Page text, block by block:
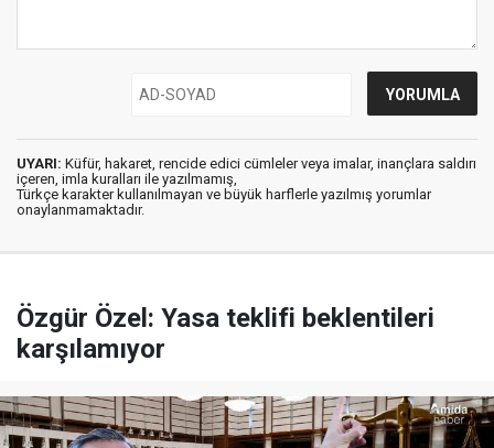
UYARI: Küfür, hakaret, rencide edici cümleler veya imalar, inançlara saldırı
içeren, imla kuralları ile yazılmamış,
Türkçe karakter kullanılmayan ve büyük harflerle yazılmış yorumlar
onaylanmamaktadır.
Özgür Özel: Yasa teklifi beklentileri
karşılamıyor